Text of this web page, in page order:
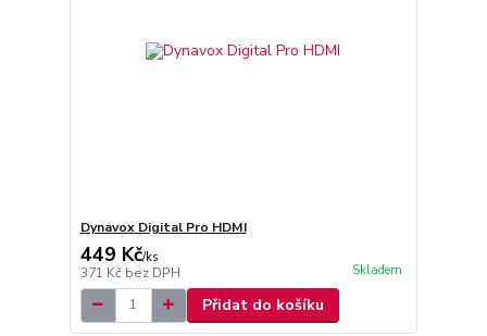
Dynavox Digital Pro HDMI
449 Kč/ks
371 Kč bez DPH Skladem
Přidat do košíku